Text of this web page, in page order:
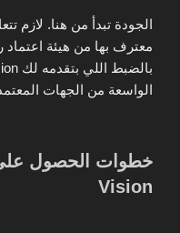
الجودة تبدأ من هنا. لازم
بالضبط اللي بتقدمه لك
الواسعة من الجهات
Vision